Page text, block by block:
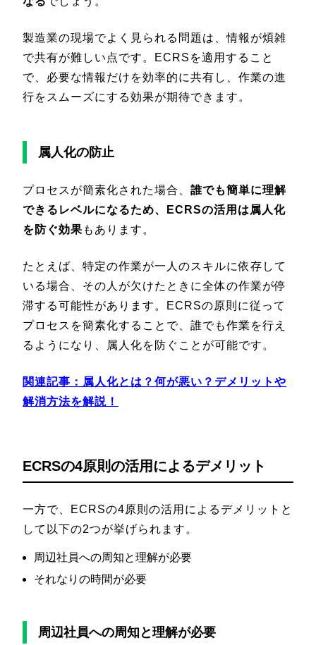
製造業の現場でよく見られる問題は、情報が煩雑
で共有が難しい点です。ECRSを適用すること
で、必要な情報だけを効率的に共有し、作業の進
行をスムーズにする効果が期待できます。
属人化の防止
プロセスが簡素化された場合、 誰でも簡単に理解
できるレベルになるため、ECRSの活用は属人化
を防ぐ効果 もあります。
たとえば、特定の作業が一人のスキルに依存して
いる場合、その人が欠けたときに全体の作業が停
滞する可能性があります。ECRSの原則に従って
プロセスを簡素化することで、誰でも作業を行え
るようになり、属人化を防ぐことが可能です。
関連記事： 属人化とは？何が悪い？デメリットや
解消方法を解説！
ECRSの4原則の活用によるデメリット
一方で、ECRSの4原則の活用によるデメリットと
して以下の2つが挙げられます。
周辺社員への周知と理解が必要
それなりの時間が必要
周辺社員への周知と理解が必要